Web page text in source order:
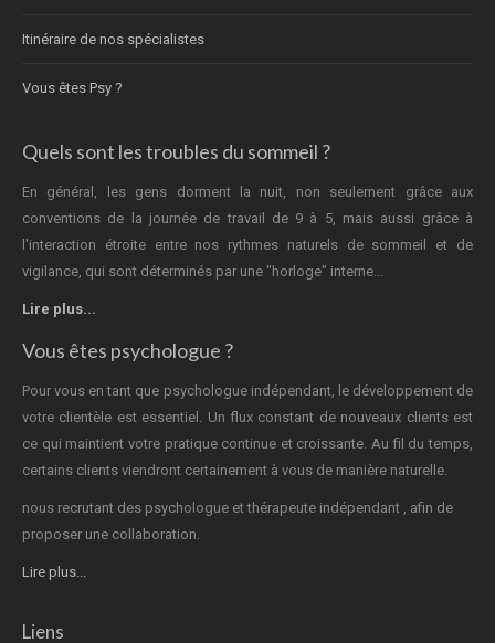
Itinéraire de nos spécialistes
Vous êtes Psy ?
Quels sont les troubles du sommeil ?
En général, les gens dorment la nuit, non seulement grâce aux
conventions de la journée de travail de 9 à 5, mais aussi grâce à
l'interaction étroite entre nos rythmes naturels de sommeil et de
vigilance, qui sont déterminés par une "horloge" interne...
Lire plus...
Vous êtes psychologue ?
Pour vous en tant que psychologue indépendant, le développement de
votre clientèle est essentiel. Un flux constant de nouveaux clients est
ce qui maintient votre pratique continue et croissante. Au fil du temps,
certains clients viendront certainement à vous de manière naturelle.
nous recrutant des psychologue et thérapeute indépendant , afin de
proposer une collaboration.
Lire plus...
Liens